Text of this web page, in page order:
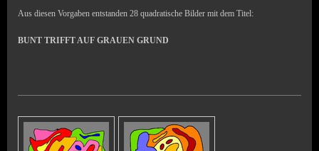
Aus diesen Vorgaben entstanden 28 quadratische Bilder mit dem Titel:
BUNT TRIFFT AUF GRAUEN GRUND